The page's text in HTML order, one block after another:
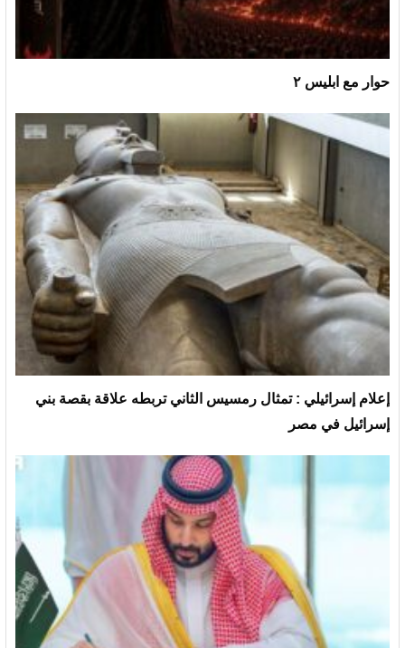
حوار مع ابليس ٢
إعلام إسرائيلي : تمثال رمسيس الثاني تربطه علاقة بقصة بني
إسرائيل في مصر